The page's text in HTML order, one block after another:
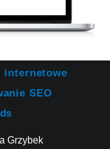
internetowe
SEO
Grzybek